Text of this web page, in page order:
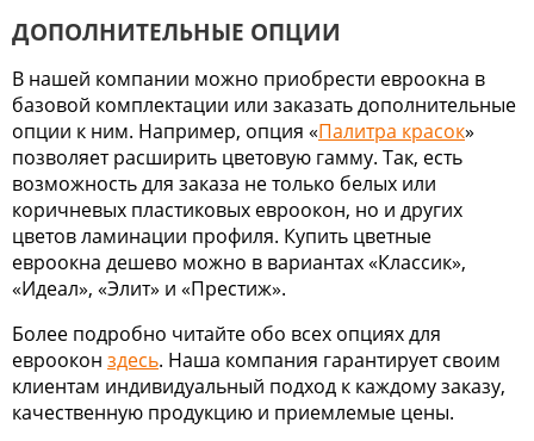
ДОПОЛНИТЕЛЬНЫЕ ОПЦИИ
В нашей компании можно приобрести евроокна в
базовой комплектации или заказать дополнительные
опции к ним. Например, опция «Палитра красок»
позволяет расширить цветовую гамму. Так, есть
возможность для заказа не только белых или
коричневых пластиковых евроокон, но и других
цветов ламинации профиля. Купить цветные
евроокна дешево можно в вариантах «Классик»,
«Идеал», «Элит» и «Престиж».
Более подробно читайте обо всех опциях для
евроокон здесь. Наша компания гарантирует своим
клиентам индивидуальный подход к каждому заказу,
качественную продукцию и приемлемые цены.